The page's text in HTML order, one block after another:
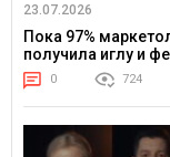
23.07.2026
Пока 97%
получила иглу и
0 724